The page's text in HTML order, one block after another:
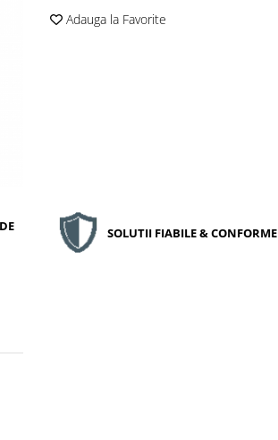
Adauga la Favorite
SOLUTII FIABILE & CONFORME